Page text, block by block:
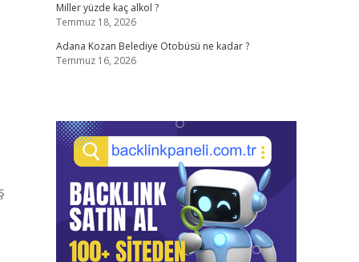
Miller yüzde kaç alkol ?
Temmuz 18, 2026
Adana Kozan Belediye Otobüsü ne kadar ?
Temmuz 16, 2026